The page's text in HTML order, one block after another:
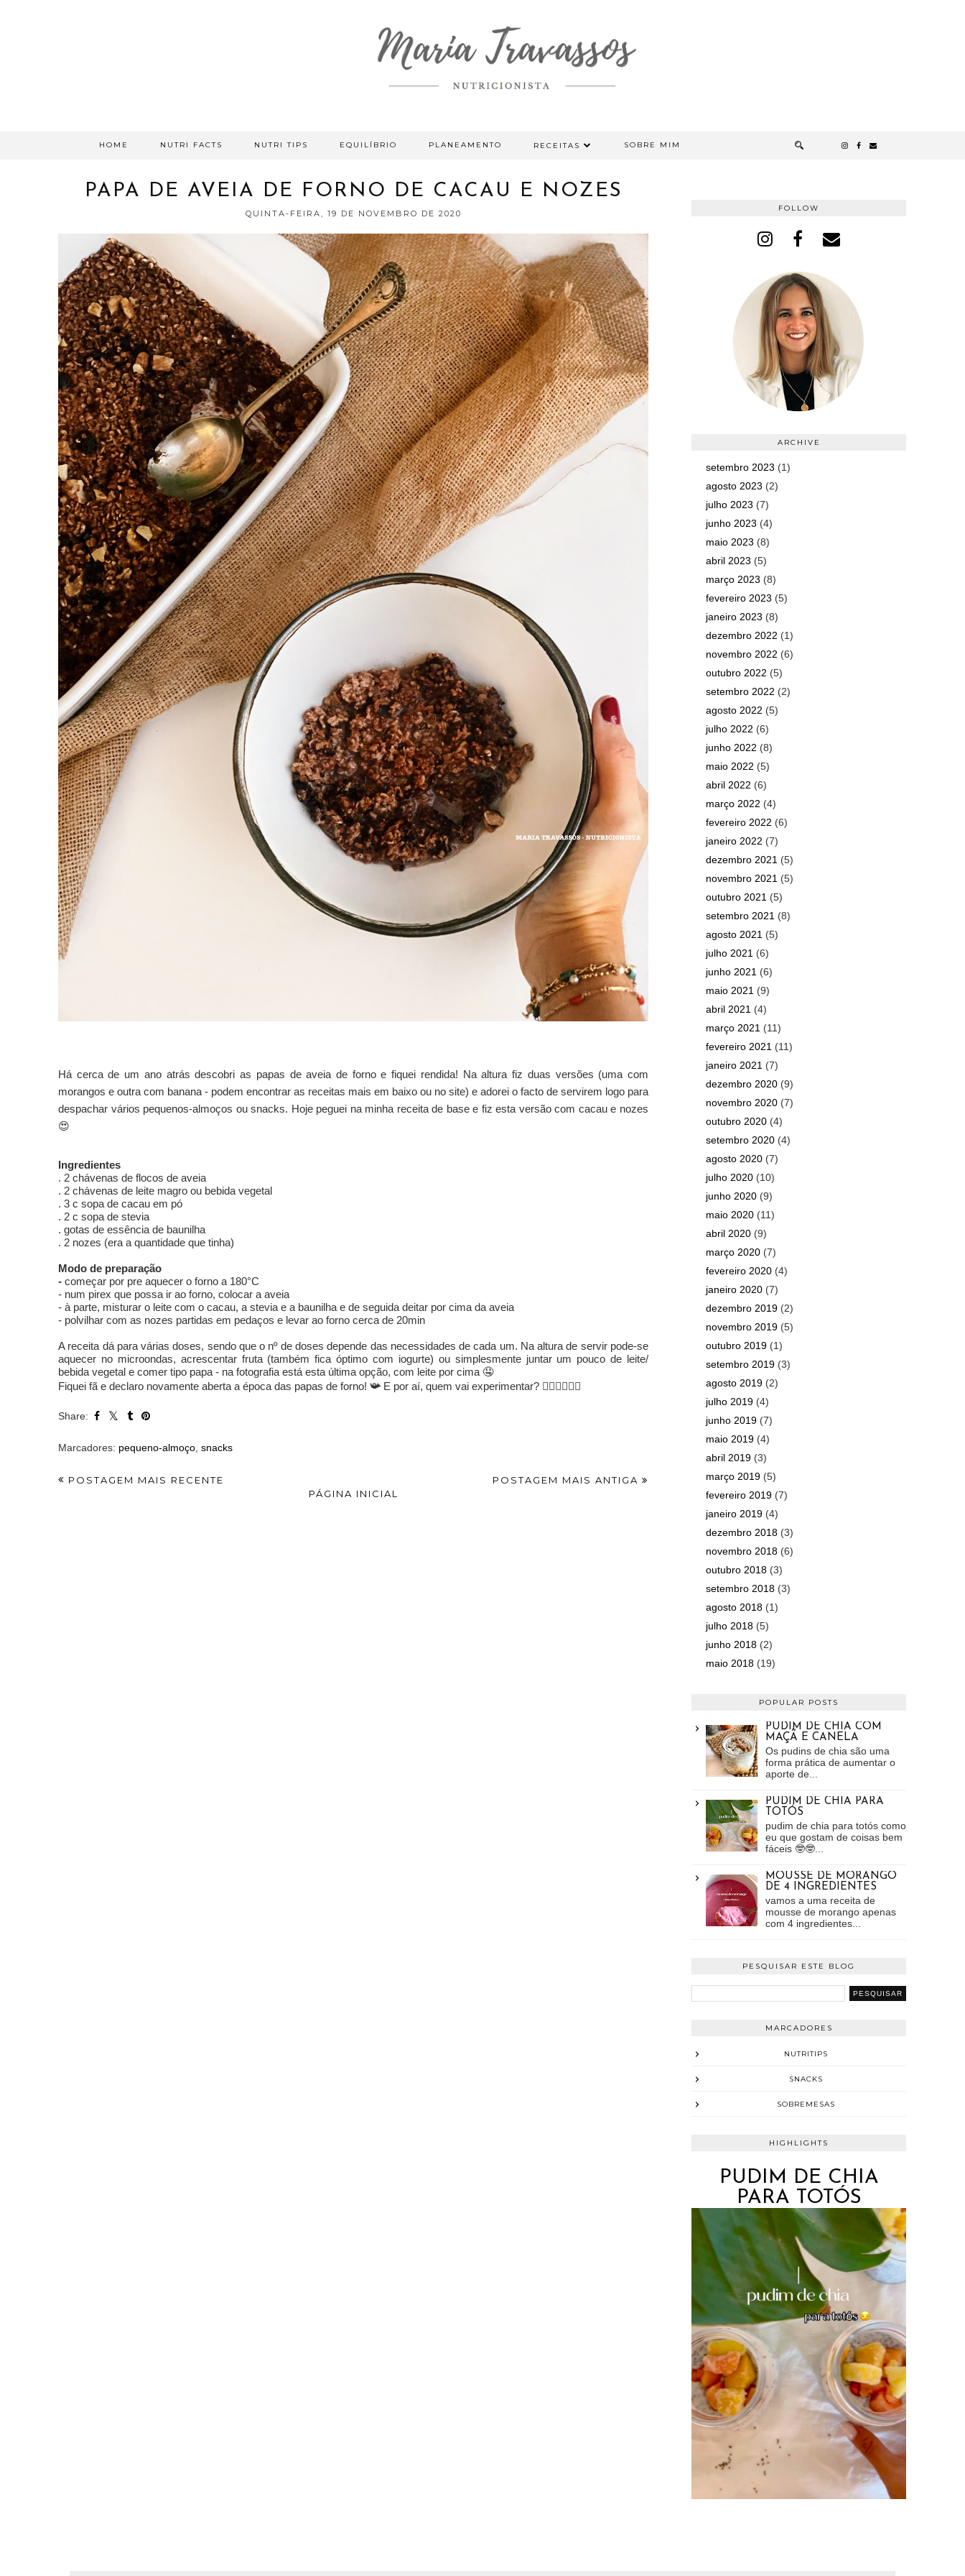
HOME NUTRI FACTS NUTRI TIPS EQUILÍBRIO PLANEAMENTO RECEITAS SOBRE MIM
PAPA DE AVEIA DE FORNO DE CACAU E NOZES
QUINTA-FEIRA, 19 DE NOVEMBRO DE 2020
Há cerca de um ano atrás descobri as papas de aveia de forno e fiquei rendida! Na altura fiz duas versões (uma com
morangos e outra com banana - podem encontrar as receitas mais em baixo ou no site) e adorei o facto de servirem logo para
despachar vários pequenos-almoços ou snacks. Hoje peguei na minha receita de base e fiz esta versão com cacau e nozes
😍
Ingredientes
. 2 chávenas de flocos de aveia
. 2 chávenas de leite magro ou bebida vegetal
. 3 c sopa de cacau em pó
. 2 c sopa de stevia
. gotas de essência de baunilha
. 2 nozes (era a quantidade que tinha)
Modo de preparação
- começar por pre aquecer o forno a 180°C
- num pirex que possa ir ao forno, colocar a aveia
- à parte, misturar o leite com o cacau, a stevia e a baunilha e de seguida deitar por cima da aveia
- polvilhar com as nozes partidas em pedaços e levar ao forno cerca de 20min
A receita dá para várias doses, sendo que o nº de doses depende das necessidades de cada um. Na altura de servir pode-se
aquecer no microondas, acrescentar fruta (também fica óptimo com iogurte) ou simplesmente juntar um pouco de leite/
bebida vegetal e comer tipo papa - na fotografia está esta última opção, com leite por cima 🤤
Fiquei fã e declaro novamente aberta a época das papas de forno! 📯E por aí, quem vai experimentar? 🙋🏼‍♀️🙋🏽‍♂️
de chocolate com
FOLLOW
ARCHIVE
setembro 2023 (1)
agosto 2023 (2)
julho 2023 (7)
junho 2023 (4)
maio 2023 (8)
abril 2023 (5)
março 2023 (8)
fevereiro 2023 (5)
janeiro 2023 (8)
dezembro 2022 (1)
novembro 2022 (6)
outubro 2022 (5)
setembro 2022 (2)
agosto 2022 (5)
julho 2022 (6)
junho 2022 (8)
maio 2022 (5)
abril 2022 (6)
março 2022 (4)
fevereiro 2022 (6)
janeiro 2022 (7)
dezembro 2021 (5)
novembro 2021 (5)
outubro 2021 (5)
setembro 2021 (8)
agosto 2021 (5)
julho 2021 (6)
junho 2021 (6)
maio 2021 (9)
abril 2021 (4)
março 2021 (11)
fevereiro 2021 (11)
janeiro 2021 (7)
dezembro 2020 (9)
novembro 2020 (7)
outubro 2020 (4)
setembro 2020 (4)
agosto 2020 (7)
julho 2020 (10)
junho 2020 (9)
maio 2020 (11)
abril 2020 (9)
março 2020 (7)
fevereiro 2020 (4)
janeiro 2020 (7)
dezembro 2019 (2)
novembro 2019 (5)
outubro 2019 (1)
setembro 2019 (3)
agosto 2019 (2)
julho 2019 (4)
junho 2019 (7)
maio 2019 (4)
abril 2019 (3)
março 2019 (5)
fevereiro 2019 (7)
janeiro 2019 (4)
dezembro 2018 (3)
novembro 2018 (6)
outubro 2018 (3)
setembro 2018 (3)
agosto 2018 (1)
julho 2018 (5)
junho 2018 (2)
maio 2018 (19)
POPULAR POSTS
PUDIM DE CHIA COM
MAÇÃ E CANELA
Os pudins de chia são uma
forma prática de aumentar o
aporte de...
PUDIM DE CHIA PARA
TOTÓS
pudim de chia para totós como
eu que gostam de coisas bem
fáceis 🤓🤓...
MOUSSE DE MORANGO
DE 4 INGREDIENTES
vamos a uma receita de
mousse de morango apenas
com 4 ingredientes...
PESQUISAR ESTE BLOG
MARCADORES
NUTRITIPS
SNACKS
SOBREMESAS
HIGHLIGHTS
PUDIM DE CHIA
PARA TOTÓS